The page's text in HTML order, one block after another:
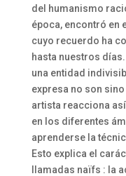
del humanismo
época, encontró en
cuyo recuerdo ha
hasta nuestros
una entidad
expresa no son
artista reacciona
en los diferentes
aprenderse la
Esto explica el
llamadas naïfs : la